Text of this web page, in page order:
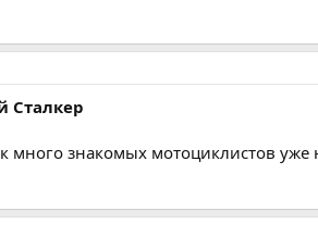
Сталкер
много знакомых мотоциклистов уже